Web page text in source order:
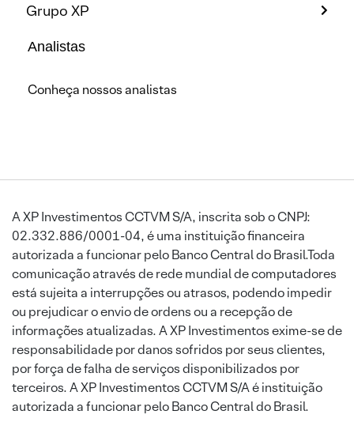
Grupo XP
Analistas
Conheça nossos analistas
A XP Investimentos CCTVM S/A, inscrita sob o CNPJ:
02.332.886/0001-04, é uma instituição financeira
autorizada a funcionar pelo Banco Central do Brasil.Toda
comunicação através de rede mundial de computadores
está sujeita a interrupções ou atrasos, podendo impedir
ou prejudicar o envio de ordens ou a recepção de
informações atualizadas. A XP Investimentos exime-se de
responsabilidade por danos sofridos por seus clientes,
por força de falha de serviços disponibilizados por
terceiros. A XP Investimentos CCTVM S/A é instituição
autorizada a funcionar pelo Banco Central do Brasil.